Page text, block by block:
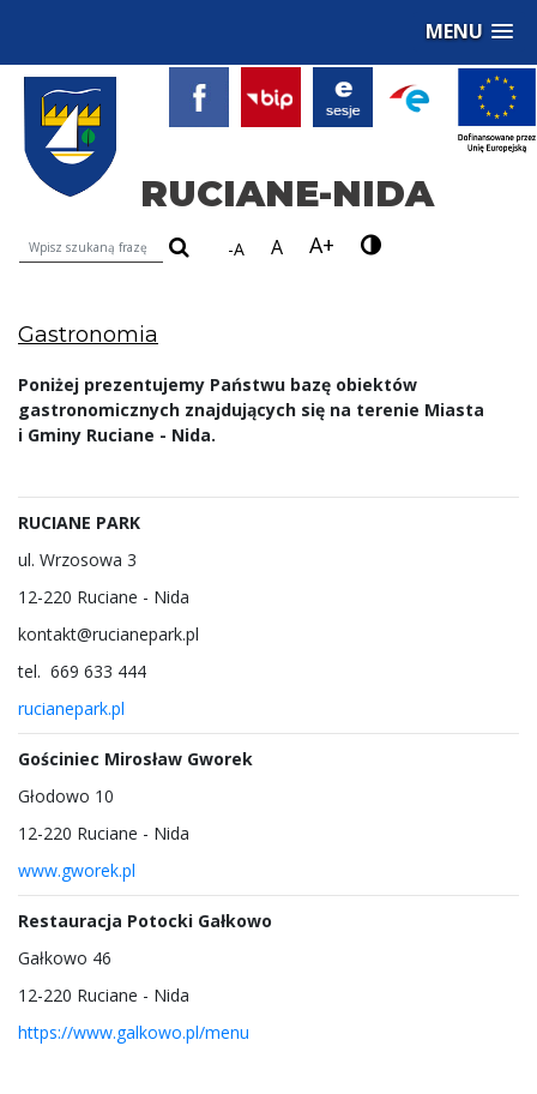
MENU
RUCIANE-NIDA
Wyszukiwarka treści na stronie
-A A A+
Gastronomia
Poniżej prezentujemy Państwu bazę obiektów
gastronomicznych znajdujących się na terenie Miasta
i Gminy Ruciane - Nida.
RUCIANE PARK
ul. Wrzosowa 3
12-220 Ruciane - Nida
kontakt@rucianepark.pl
tel. 669 633 444
rucianepark.pl
Gościniec Mirosław Gworek
Głodowo 10
12-220 Ruciane - Nida
www.gworek.pl
Restauracja Potocki Gałkowo
Gałkowo 46
12-220 Ruciane - Nida
https://www.galkowo.pl/menu